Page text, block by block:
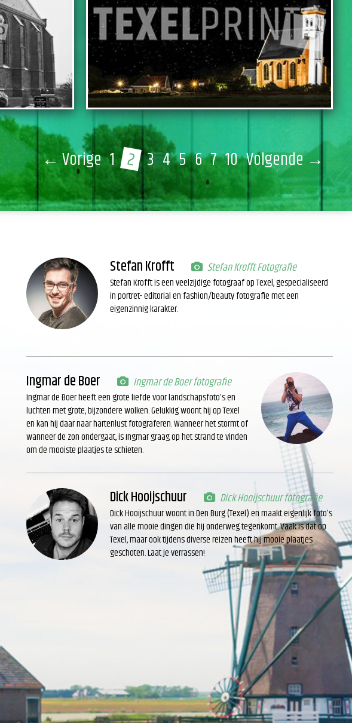
IN WINKELWAGEN
← Vorige 1 2
(huidige)
3 4 5 6 7 10 Volgende →
Stefan Krofft Stefan Krofft Fotografie
Stefan Krofft is een veelzijdige fotograaf op Texel, gespecialiseerd
in portret- editorial en fashion/beauty fotografie met een
eigenzinnig karakter.
Ingmar de Boer Ingmar de Boer fotografie
Ingmar de Boer heeft een grote liefde voor landschapsfoto’s en
luchten met grote, bijzondere wolken. Gelukkig woont hij op Texel
en kan hij daar naar hartenlust fotograferen. Wanneer het stormt of
wanneer de zon ondergaat, is Ingmar graag op het strand te vinden
om de mooiste plaatjes te schieten.
Dick Hooijschuur Dick Hooijschuur fotografie
Dick Hooijschuur woont in Den Burg (Texel) en maakt eigenlijk foto’s
van alle mooie dingen die hij onderweg tegenkomt. Vaak is dat op
Texel, maar ook tijdens diverse reizen heeft hij mooie plaatjes
geschoten. Laat je verrassen!